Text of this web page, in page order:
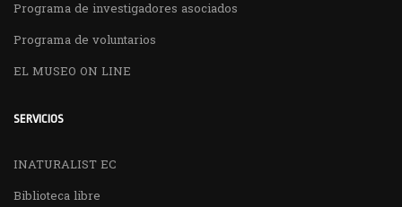
Programa de investigadores asociados
Programa de voluntarios
EL MUSEO ON LINE
SERVICIOS
INATURALIST EC
Biblioteca libre